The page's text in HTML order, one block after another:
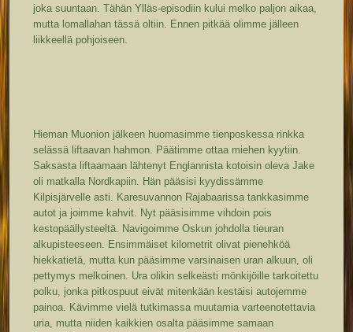
joka suuntaan. Tähän Ylläs-episodiin kului melko paljon aikaa,
mutta lomallahan tässä oltiin. Ennen pitkää olimme jälleen
liikkeellä pohjoiseen.
Hieman Muonion jälkeen huomasimme tienposkessa rinkka
selässä liftaavan hahmon. Päätimme ottaa miehen kyytiin.
Saksasta liftaamaan lähtenyt Englannista kotoisin oleva Jake
oli matkalla Nordkapiin. Hän pääsisi kyydissämme
Kilpisjärvelle asti. Karesuvannon Rajabaarissa tankkasimme
autot ja joimme kahvit. Nyt pääsisimme vihdoin pois
kestopäällysteeltä. Navigoimme Oskun johdolla tieuran
alkupisteeseen. Ensimmäiset kilometrit olivat pienehköä
hiekkatietä, mutta kun pääsimme varsinaisen uran alkuun, oli
pettymys melkoinen. Ura olikin selkeästi mönkijöille tarkoitettu
polku, jonka pitkospuut eivät mitenkään kestäisi autojemme
painoa. Kävimme vielä tutkimassa muutamia varteenotettavia
uria, mutta niiden kaikkien osalta pääsimme samaan